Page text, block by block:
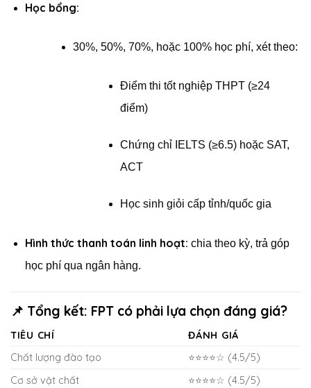
Học bổng:
30%, 50%, 70%, hoặc 100% học phí, xét theo:
Điểm thi tốt nghiệp THPT (≥24
điểm)
Chứng chỉ IELTS (≥6.5) hoặc SAT,
ACT
Học sinh giỏi cấp tỉnh/quốc gia
Hình thức thanh toán linh hoạt: chia theo kỳ, trả góp
học phí qua ngân hàng.
📌 Tổng kết: FPT có phải lựa chọn đáng giá?
TIÊU CHÍ
ĐÁNH GIÁ
Chất lượng đào tạo
⭐⭐⭐⭐☆ (4.5/5)
Cơ sở vật chất
⭐⭐⭐⭐☆ (4.5/5)